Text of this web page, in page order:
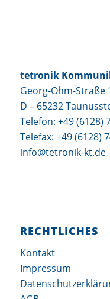
tetronik
Georg-Ohm-Straße
D – 65232
Telefon: +49 (6128)
Telefax: +49 (6128)
info@tetronik-kt.de
RECHTLICHES
Kontakt
Impressum